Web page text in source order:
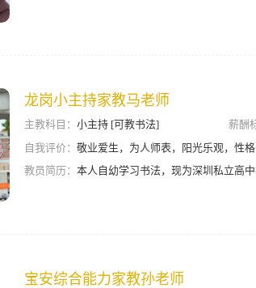
龙岗小主持家教马老师
主教科目： 小主持 [可教书法] 薪酬
自我评价： 敬业爱生，为人师表，阳光乐观，性格
教员简历： 本人自幼学习书法，现为深圳私立高
宝安综合能力家教孙老师